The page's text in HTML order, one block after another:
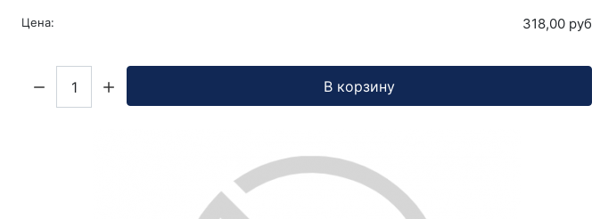
Цена: 318,00 руб
В корзину